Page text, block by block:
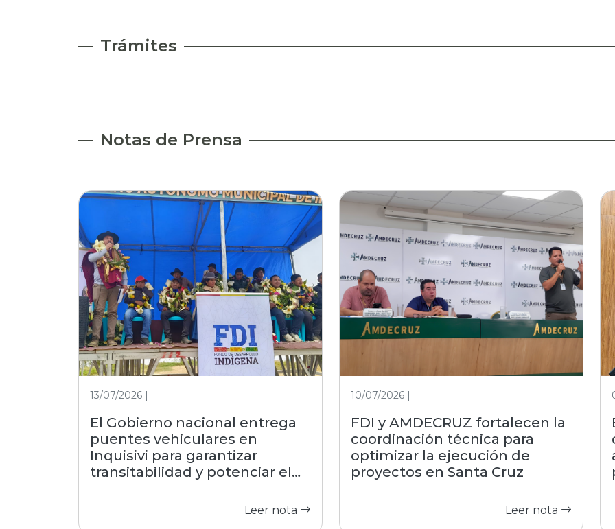
Trámites
Notas de Prensa
13/07/2026 |
El Gobierno nacional entrega
puentes vehiculares en
Inquisivi para garantizar
transitabilidad y potenciar el
Leer nota
10/07/2026 |
FDI y AMDECRUZ fortalecen la
coordinación técnica para
optimizar la ejecución de
proyectos en Santa Cruz
Leer nota